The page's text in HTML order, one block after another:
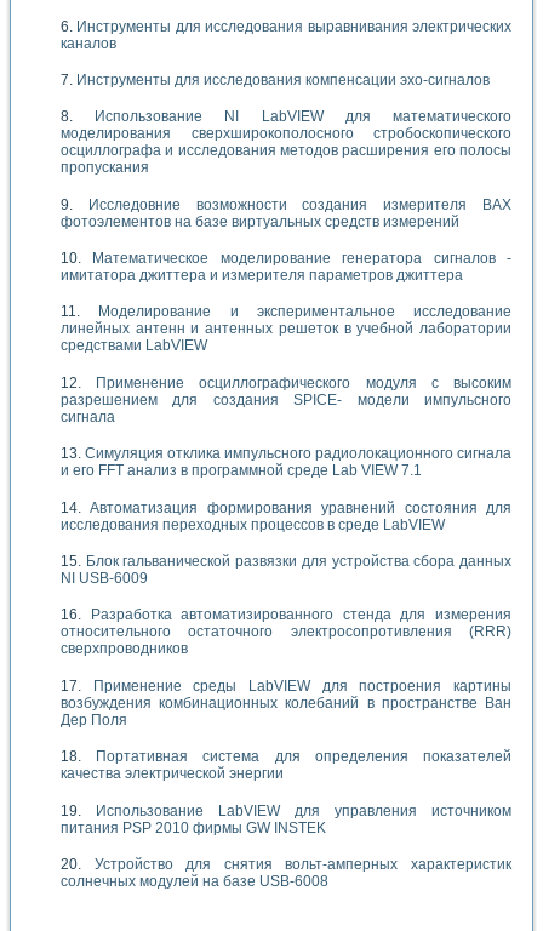
Инструменты для исследования выравнивания электрических
каналов
Инструменты для исследования компенсации эхо-сигналов
Использование NI LabVIEW для математического
моделирования сверхширокополосного стробоскопического
осциллографа и исследования методов расширения его полосы
пропускания
Исследовние возможности создания измерителя ВАХ
фотоэлементов на базе виртуальных средств измерений
Математическое моделирование генератора сигналов -
имитатора джиттера и измерителя параметров джиттера
Моделирование и экспериментальное исследование
линейных антенн и антенных решеток в учебной лаборатории
средствами LabVIEW
Применение осциллографического модуля с высоким
разрешением для создания SPICE- модели импульсного
сигнала
Симуляция отклика импульсного радиолокационного сигнала
и его FFT анализ в программной среде Lab VIEW 7.1
Автоматизация формирования уравнений состояния для
исследования переходных процессов в среде LabVIEW
Блок гальванической развязки для устройства сбора данных
NI USB-6009
Разработка автоматизированного стенда для измерения
относительного остаточного электросопротивления (RRR)
сверхпроводников
Применение среды LabVIEW для построения картины
возбуждения комбинационных колебаний в пространстве Ван
Дер Поля
Портативная система для определения показателей
качества электрической энергии
Использование LabVIEW для управления источником
питания PSP 2010 фирмы GW INSTEK
Устройство для снятия вольт-амперных характеристик
солнечных модулей на базе USB-6008